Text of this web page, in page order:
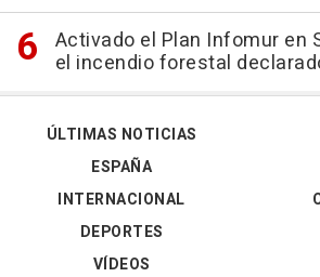
Activado el Plan Infomur en
el incendio forestal
ÚLTIMAS NOTICIAS
ESPAÑA
INTERNACIONAL
DEPORTES
VÍDEOS